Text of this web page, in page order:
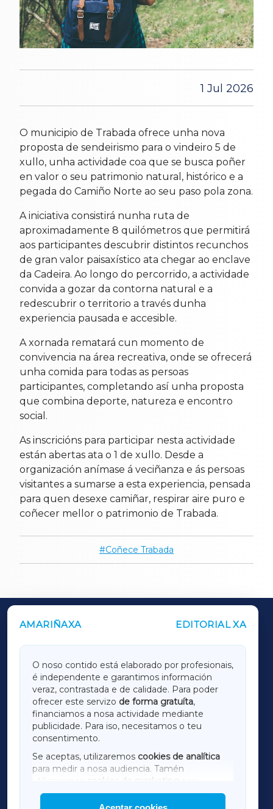
1 Jul 2026
O municipio de Trabada ofrece unha nova
proposta de sendeirismo para o vindeiro 5 de
xullo, unha actividade coa que se busca poñer
en valor o seu patrimonio natural, histórico e a
pegada do Camiño Norte ao seu paso pola zona.
A iniciativa consistirá nunha ruta de
aproximadamente 8 quilómetros que permitirá
aos participantes descubrir distintos recunchos
de gran valor paisaxístico ata chegar ao enclave
da Cadeira. Ao longo do percorrido, a actividade
convida a gozar da contorna natural e a
redescubrir o territorio a través dunha
experiencia pausada e accesible.
A xornada rematará cun momento de
convivencia na área recreativa, onde se ofrecerá
unha comida para todas as persoas
participantes, completando así unha proposta
que combina deporte, natureza e encontro
social.
As inscricións para participar nesta actividade
están abertas ata o 1 de xullo. Desde a
organización anímase á veciñanza e ás persoas
visitantes a sumarse a esta experiencia, pensada
para quen desexe camiñar, respirar aire puro e
coñecer mellor o patrimonio de Trabada.
Coñece Trabada
AMARIÑAXA EDITORIAL XA
O noso contido está elaborado por profesionais,
é independente e garantimos información
veraz, contrastada e de calidade. Para poder
ofrecer este servizo de forma gratuíta,
financiamos a nosa actividade mediante
publicidade. Para iso, necesitamos o teu
consentimento.
Se aceptas, utilizaremos cookies de analítica
para medir a nosa audiencia. Tamén
utilizaremos
cookies de marketing
mostrar publicidade de terceiros.
OUTROS PERIÓDICOS
LUGOXA
TERRACHAXA
AMARIÑAXA